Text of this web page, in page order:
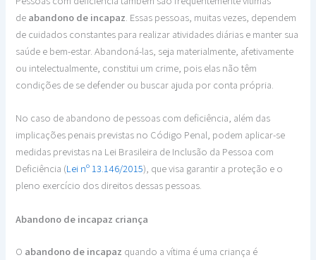
de abandono de incapaz. Essas pessoas, muitas vezes, dependem
de cuidados constantes para realizar atividades diárias e manter sua
saúde e bem-estar. Abandoná-las, seja materialmente, afetivamente
ou intelectualmente, constitui um crime, pois elas não têm
condições de se defender ou buscar ajuda por conta própria.
No caso de abandono de pessoas com deficiência, além das
implicações penais previstas no Código Penal, podem aplicar-se
medidas previstas na Lei Brasileira de Inclusão da Pessoa com
Deficiência (Lei nº 13.146/2015), que visa garantir a proteção e o
pleno exercício dos direitos dessas pessoas.
Abandono de incapaz criança
O abandono de incapaz quando a vítima é uma criança é